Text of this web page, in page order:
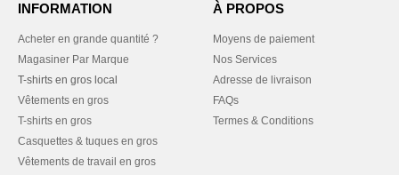
INFORMATION
Acheter en grande quantité ?
Magasiner Par Marque
T-shirts en gros local
Vêtements en gros
T-shirts en gros
Casquettes & tuques en gros
Vêtements de travail en gros
À PROPOS
Moyens de paiement
Nos Services
Adresse de livraison
FAQs
Termes & Conditions